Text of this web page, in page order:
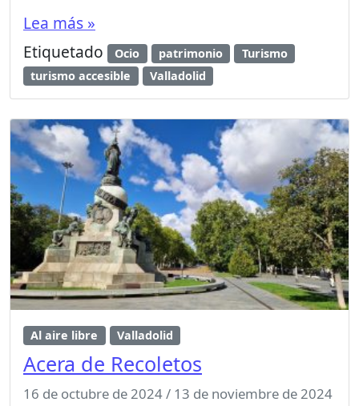
Lea más »
Etiquetado
Ocio patrimonio
Turismo
turismo accesible
Valladolid
Al aire libre Valladolid
Acera de Recoletos
16 de octubre de 2024/ 13 de noviembre de 2024